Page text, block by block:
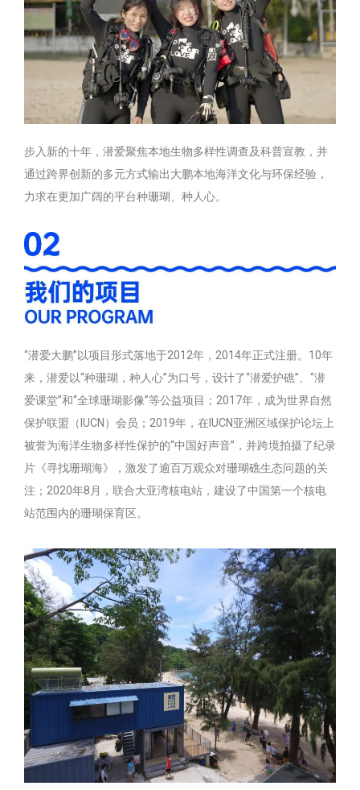
步入新的十年，潜爱聚焦本地生物多样性调查及科普宣教，并
通过跨界创新的多元方式输出大鹏本地海洋文化与环保经验，
力求在更加广阔的平台种珊瑚、种人心。
“潜爱大鹏”以项目形式落地于2012年，2014年正式注册。10年
来，潜爱以“种珊瑚，种人心”为口号，设计了“潜爱护礁”、“潜
爱课堂”和“全球珊瑚影像”等公益项目；2017年，成为世界自然
保护联盟（IUCN）会员；2019年，在IUCN亚洲区域保护论坛上
被誉为海洋生物多样性保护的“中国好声音”，并跨境拍摄了纪录
片《寻找珊瑚海》，激发了逾百万观众对珊瑚礁生态问题的关
注；2020年8月，联合大亚湾核电站，建设了中国第一个核电
站范围内的珊瑚保育区。